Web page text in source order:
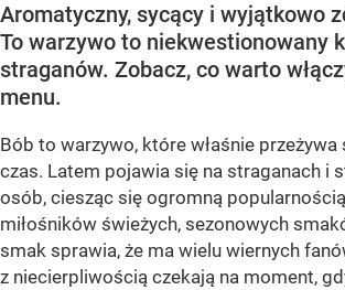
Aromatyczny, sycący i wyjątkowo
To warzywo to niekwestionowany
straganów. Zobacz, co warto
menu.
Bób to warzywo, które właśnie
czas. Latem pojawia się na straganach i
osób, ciesząc się ogromną
miłośników świeżych, sezonowych
smak sprawia, że ma wielu wiernych
z niecierpliwością czekają na moment,